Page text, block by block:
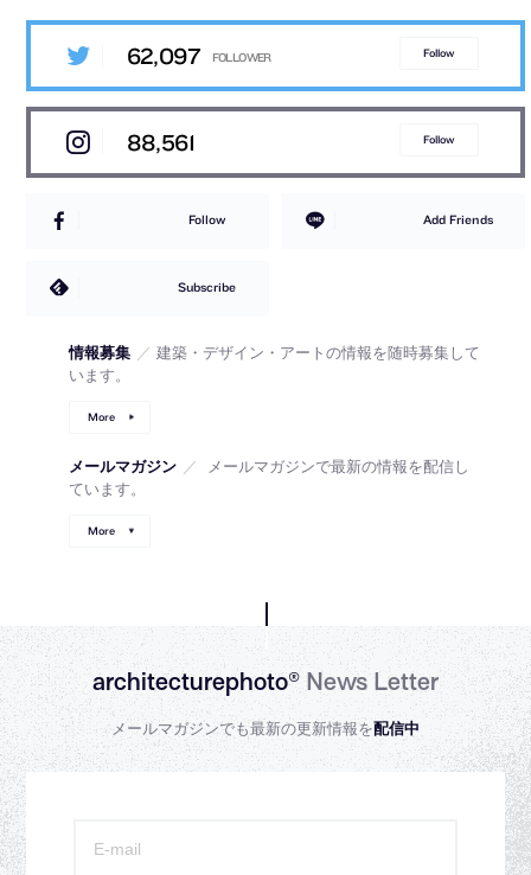
62,097 Follow
88,561 Follow
Follow Add Friends
Subscribe
情報募集 ／ 建築・デザイン・アートの情報を随時募集して
います。
More
メールマガジン ／
メールマガジンで最新の情報を配信し
ています。
More
architecturephoto®News Letter
メールマガジンでも最新の更新情報を配信中